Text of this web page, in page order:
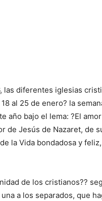
las diferentes iglesias
al 25 de enero? la
año bajo el lema: ?El
de Jesús de Nazaret, de
la Vida bondadosa y
de los cristianos??
a los separados, que